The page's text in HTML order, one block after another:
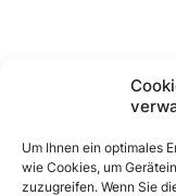
Um Ihnen ein optimales
wie Cookies, um
zuzugreifen. Wenn Sie